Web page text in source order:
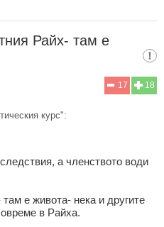
Райх- там е
18
17
курс":
а членството води
е живота- нека и другите
в Райха.